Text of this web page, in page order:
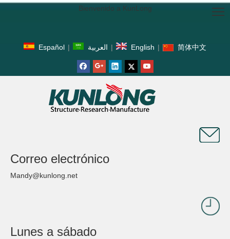
Bienvenido a KunLong
Español | العربية | English | 简体中文
Correo electrónico
Mandy@kunlong.net
Lunes a sábado